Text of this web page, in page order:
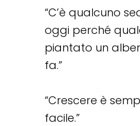
“C’è qualcuno
oggi perché
piantato un
fa.”
“Crescere è
facile.”